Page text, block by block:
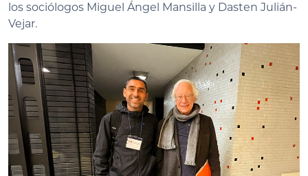
los sociólogos Miguel Ángel Mansilla y Dasten Julián-
Vejar.